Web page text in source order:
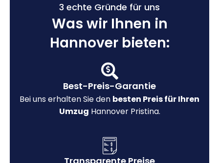
3 echte Gründe für uns
Was wir Ihnen in
Hannover bieten:
Best-Preis-Garantie
Bei uns erhalten Sie den besten Preis für Ihren
Umzug Hannover Pristina.